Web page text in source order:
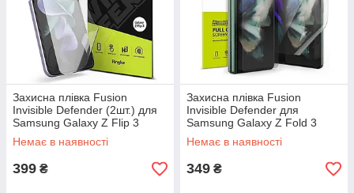
Захисна плівка Fusion
Invisible Defender (2шт.) для
Samsung Galaxy Z Flip 3
Clear (S19P043)
Немає в наявності
399 ₴
Захисна плівка Fusion
Invisible Defender для
Samsung Galaxy Z Fold 3
Clear (S19P044)
Немає в наявності
349 ₴